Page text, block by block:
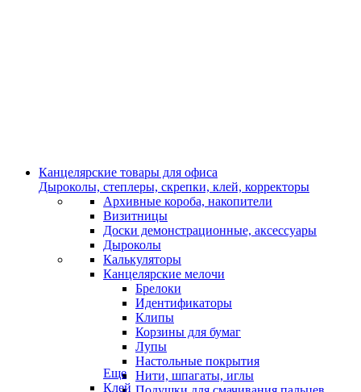
Канцелярские товары для офиса
Дыроколы, степлеры, скрепки, клей, корректоры
Архивные короба, накопители
Визитницы
Доски демонстрационные, аксессуары
Дыроколы
Калькуляторы
Канцелярские мелочи
Брелоки
Идентификаторы
Клипы
Корзины для бумаг
Лупы
Настольные покрытия
Нити, шпагаты, иглы
Еще
Клей